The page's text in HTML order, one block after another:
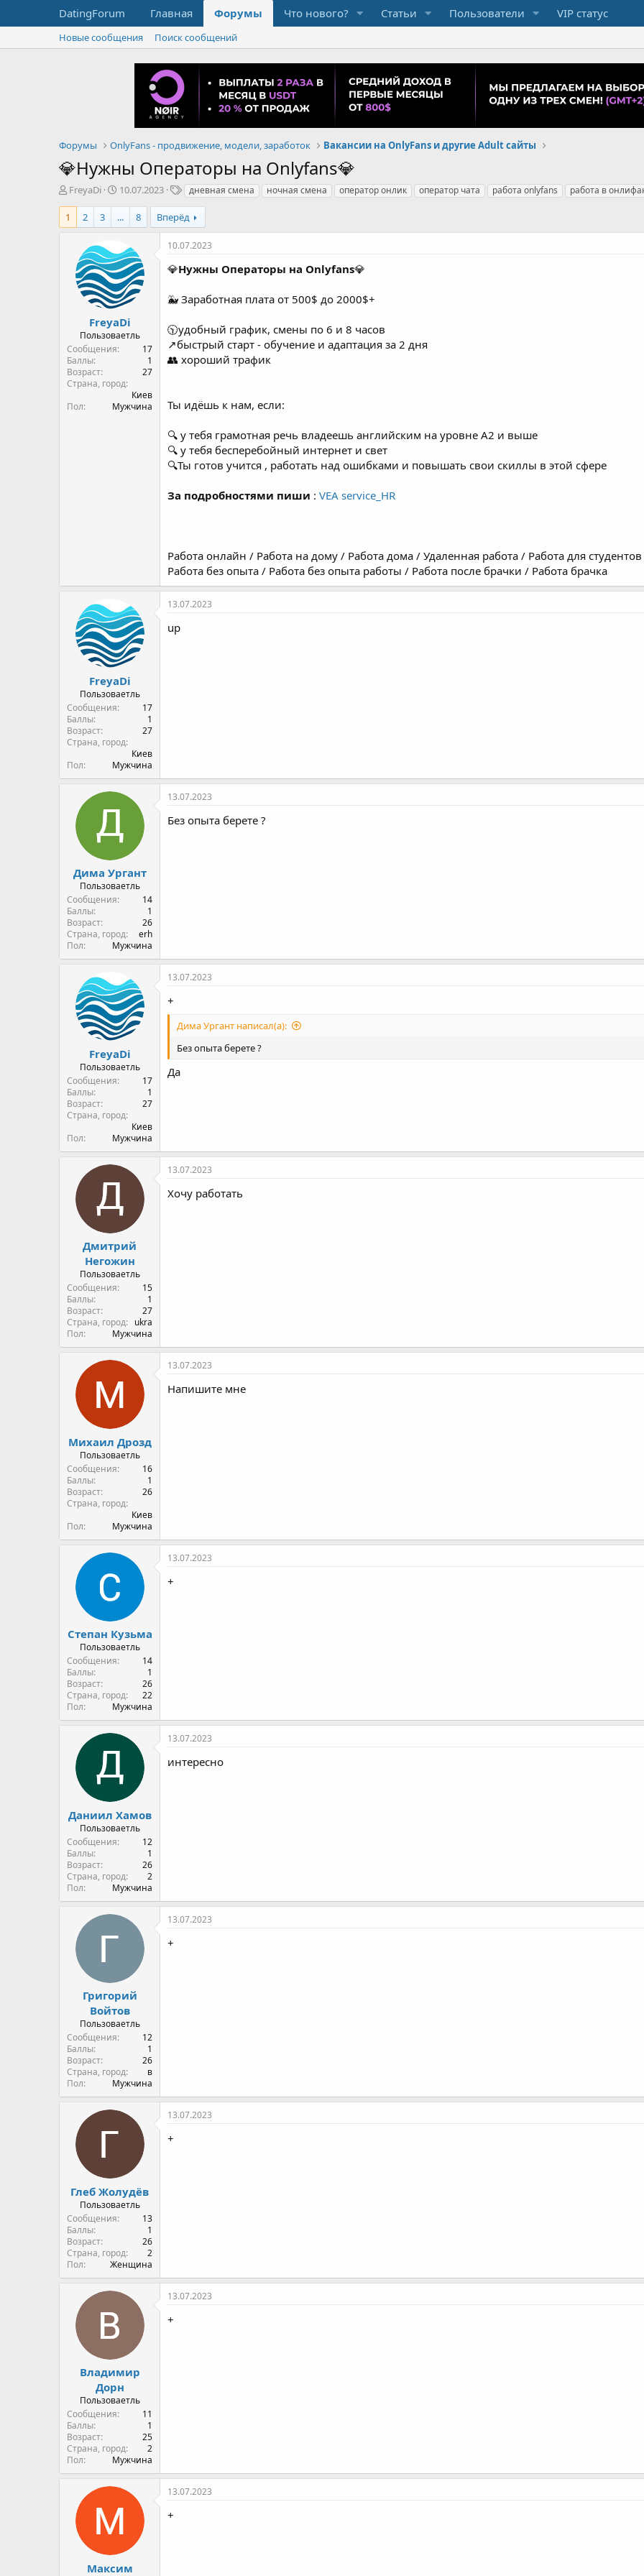
DatingForum Главная Форумы Что нового? Статьи Пользователи VIP статус
Новые сообщения Поиск сообщений
Форумы OnlyFans - продвижение, модели, заработок Вакансии на OnlyFans и другие Adult сайты
💎Нужны Операторы на Onlyfans💎
А
т
о
FreyaDi
Д
а
а
ч
а
л
а
10.07.2023
Т
г
и
дневная смена ночная смена оператор онлик оператор чата работа onlyfans работа в
1 2 3 ... 8 Вперёд
FreyaDi
Пользоваетль
Сообщения
17
Баллы
1
Возраст
27
Страна, город
Киев
Пол
Мужчина
10.07.2023
💎Нужны Операторы на Onlyfans💎
🐳 Заработная плата от 500$ до 2000$+
🕥удобный график, смены по 6 и 8 часов
↗️быстрый старт - обучение и адаптация за 2 дня
👥 хороший трафик
Ты идёшь к нам, если:
🔍 у тебя грамотная речь владеешь английским на уровне A2 и выше
🔍 у тебя бесперебойный интернет и свет
🔍Ты готов учится , работать над ошибками и повышать свои скиллы в этой сфере
За подробностями пиши : VEA service_HR
Работа онлайн / Работа на дому / Работа дома / Удаленная работа / Работа для
Работа без опыта / Работа без опыта работы / Работа после брачки / Работа брачка
FreyaDi
Пользоваетль
Сообщения
17
Баллы
1
Возраст
27
Страна, город
Киев
Пол
Мужчина
13.07.2023
up
Дима Ургант
Пользоваетль
Сообщения
14
Баллы
1
Возраст
26
Страна, город
erh
Пол
Мужчина
13.07.2023
Без опыта берете ?
FreyaDi
Пользоваетль
Сообщения
17
Баллы
1
Возраст
27
Страна, город
Киев
Пол
Мужчина
13.07.2023
+
Дима Ургант написал(а):
Без опыта берете ?
Да
Дмитрий
Негожин
Пользоваетль
Сообщения
15
Баллы
1
Возраст
27
Страна, город
ukra
Пол
Мужчина
13.07.2023
Хочу работать
Михаил Дрозд
Пользоваетль
Сообщения
16
Баллы
1
Возраст
26
Страна, город
Киев
Пол
Мужчина
13.07.2023
Напишите мне
Степан Кузьма
Пользоваетль
Сообщения
14
Баллы
1
Возраст
26
Страна, город
22
Пол
Мужчина
13.07.2023
+
Даниил Хамов
Пользоваетль
Сообщения
12
Баллы
1
Возраст
26
Страна, город
2
Пол
Мужчина
13.07.2023
интересно
Григорий
Войтов
Пользоваетль
Сообщения
12
Баллы
1
Возраст
26
Страна, город
в
Пол
Мужчина
13.07.2023
+
Глеб Жолудёв
Пользоваетль
Сообщения
13
Баллы
1
Возраст
26
Страна, город
2
Пол
Женщина
13.07.2023
+
Владимир
Дорн
Пользоваетль
Сообщения
11
Баллы
1
Возраст
25
Страна, город
2
Пол
Мужчина
13.07.2023
+
Максим
13.07.2023
+